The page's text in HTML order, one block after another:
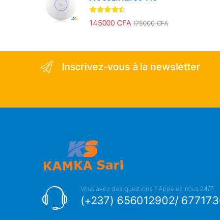
Note4.33
sur 5
145000 CFA 175000CFA
Inscrivez-vous à la newsletter
Vous avez des questions ? Appelez nous 24/7!
(+237) 656012902/